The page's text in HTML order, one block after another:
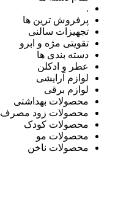
.
پرفروش ترین ها
تجهیزات سالنی
تقویتی مژه و ابرو
دسته بندی ها
عطر و ادکلن
لوازم آرایشی
لوازم برقی
محصولات بهداشتی
محصولات زود مصرف
محصولات کودک
محصولات مو
محصولات ناخن